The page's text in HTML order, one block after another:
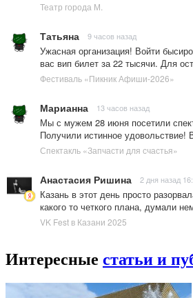
Театр города М.
Татьяна 9 часов назад
Ужасная организация! Войти
вас вип билет за 22 тысячи. Для
Фестиваль «Пикник Афиши-2026»
Марианна 13 часов назад
Мы с мужем 28 июня посетили
Получили истинное удовольствие!
Спектакль «Запчасти для счастья»
Анастасия Ришина 2 дня назад
Казань в этот день просто
какого то четкого плана, думали
VK Fest в Казани 2025
Интересные статьи и